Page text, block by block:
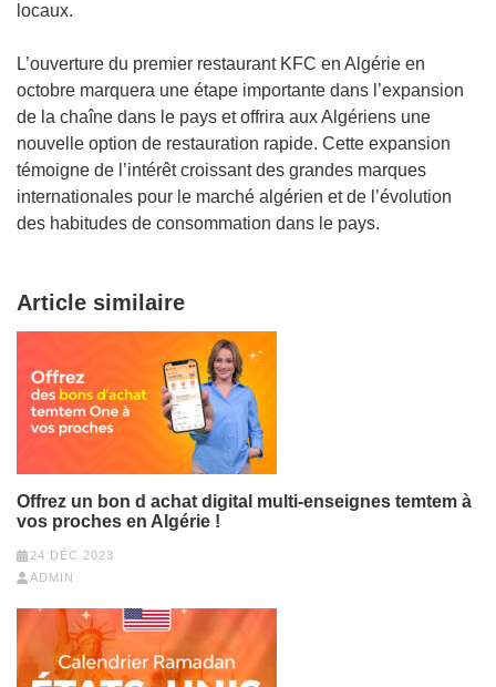
locaux.
L’ouverture du premier restaurant KFC en Algérie en
octobre marquera une étape importante dans l’expansion
de la chaîne dans le pays et offrira aux Algériens une
nouvelle option de restauration rapide. Cette expansion
témoigne de l’intérêt croissant des grandes marques
internationales pour le marché algérien et de l’évolution
des habitudes de consommation dans le pays.
Article similaire
Offrez un bon d achat digital multi-enseignes temtem à
vos proches en Algérie !
24 DÉC 2023
ADMIN